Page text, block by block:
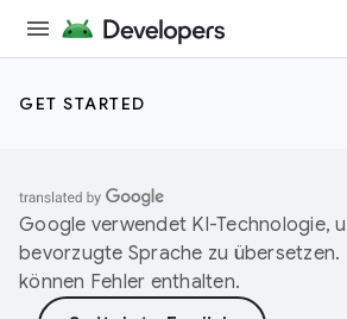
GET STARTED
Google verwendet KI-Technologie,
bevorzugte Sprache zu übersetzen.
können Fehler enthalten.